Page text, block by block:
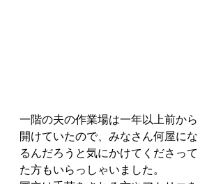
一階の夫の作業場は一年以上前から
開けていたので、みなさん何屋にな
るんだろうと気にかけてくださって
た方もいらっしゃいました。